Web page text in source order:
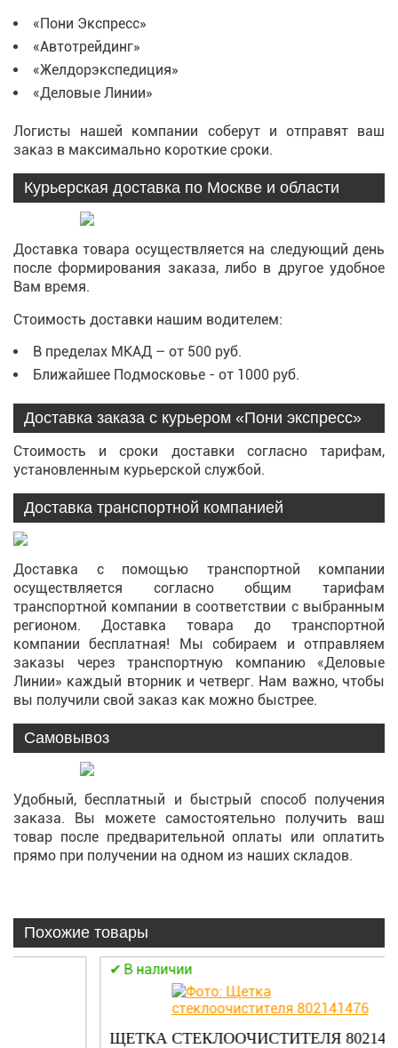
«Пони Экспресс»
«Автотрейдинг»
«Желдорэкспедиция»
«Деловые Линии»
Логисты нашей компании соберут и отправят ваш
заказ в максимально короткие сроки.
Курьерская доставка по Москве и области
Доставка товара осуществляется на следующий день
после формирования заказа, либо в другое удобное
Вам время.
Стоимость доставки нашим водителем:
В пределах МКАД – от 500 руб.
Ближайшее Подмосковье - от 1000 руб.
Доставка заказа с курьером «Пони экспресс»
Стоимость и сроки доставки согласно тарифам,
установленным курьерской службой.
Доставка транспортной компанией
Доставка с помощью транспортной компании
осуществляется согласно общим тарифам
транспортной компании в соответствии с выбранным
регионом. Доставка товара до транспортной
компании бесплатная! Мы собираем и отправляем
заказы через транспортную компанию «Деловые
Линии» каждый вторник и четверг. Нам важно, чтобы
вы получили свой заказ как можно быстрее.
Самовывоз
Удобный, бесплатный и быстрый способ получения
заказа. Вы можете самостоятельно получить ваш
товар после предварительной оплаты или оплатить
прямо при получении на одном из наших складов.
Похожие товары
ЩЕТКА СТЕКЛООЧИСТИТЕЛЯ 802141476